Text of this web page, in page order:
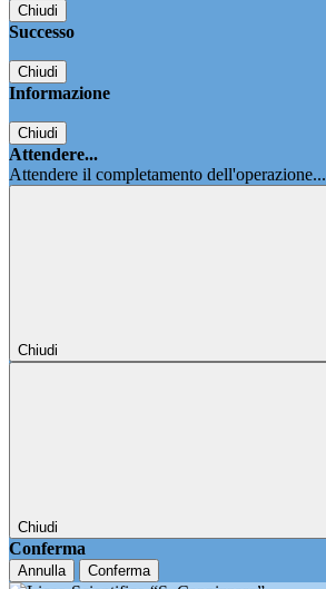
Chiudi
Successo
Chiudi
Informazione
Chiudi
Attendere...
Attendere il completamento dell'operazione...
Chiudi
Chiudi
Conferma
Annulla Conferma